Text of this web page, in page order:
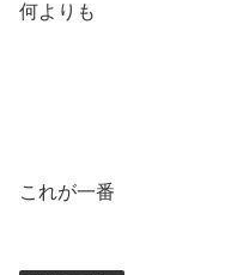
何よりも
これが一番